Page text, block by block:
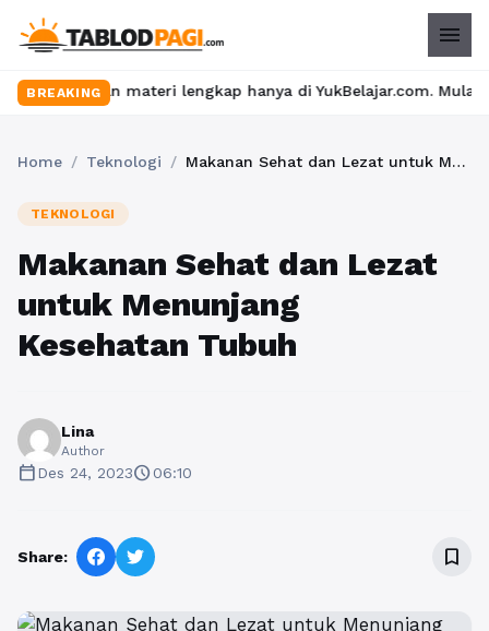
menu
BREAKING
dan materi lengkap hanya di YukBelajar.com. Mulai
Home / Teknologi / Makanan Sehat dan Lezat untuk Menunjang Kesehatan Tubuh
TEKNOLOGI
Makanan Sehat dan Lezat
untuk Menunjang
Kesehatan Tubuh
Lina
Author
calendar_todayDes 24, 2023schedule06:10
Share: bookmark_border